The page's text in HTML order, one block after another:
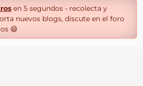
en 5 segundos - recolecta y
nuevos blogs, discute en el foro
😄